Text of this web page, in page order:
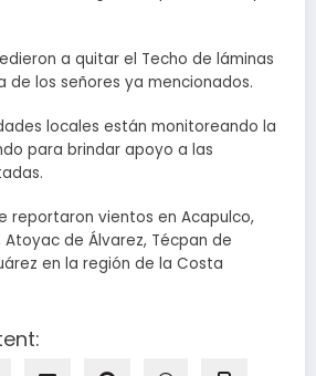
a quitar el Techo de láminas
de los señores ya mencionados.
locales están monitoreando la
para brindar apoyo a las
reportaron vientos en Acapulco,
de Álvarez, Técpan de
en la región de la Costa